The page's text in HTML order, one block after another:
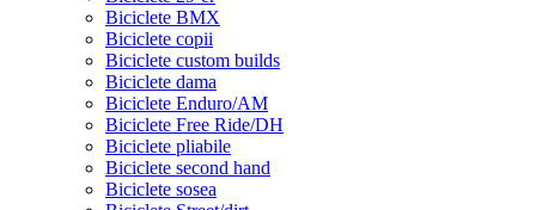
Biciclete BMX
Biciclete copii
Biciclete custom builds
Biciclete dama
Biciclete Enduro/AM
Biciclete Free Ride/DH
Biciclete pliabile
Biciclete second hand
Biciclete sosea